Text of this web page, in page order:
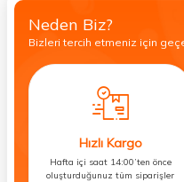
Neden Biz?
Bizleri tercih etmeniz için
Hızlı Kargo
Hafta içi saat 14:00’ten önce
oluşturduğunuz tüm siparişler